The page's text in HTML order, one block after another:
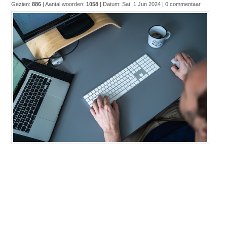
Gezien:886 | Aantal woorden:1058 | Datum:Sat, 1 Jun 2024 | 0 commentaar